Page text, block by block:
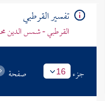
تفسير القرطبي
القرطبي - شمس الدين
جزء 16 صفحة